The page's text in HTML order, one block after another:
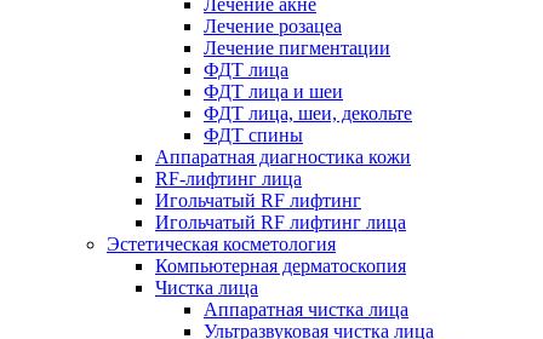
Лечение акне
Лечение розацеа
Лечение пигментации
ФДТ лица
ФДТ лица и шеи
ФДТ лица, шеи, декольте
ФДТ спины
Аппаратная диагностика кожи
RF-лифтинг лица
Игольчатый RF лифтинг
Игольчатый RF лифтинг лица
Эстетическая косметология
Компьютерная дерматоскопия
Чистка лица
Аппаратная чистка лица
Ультразвуковая чистка лица